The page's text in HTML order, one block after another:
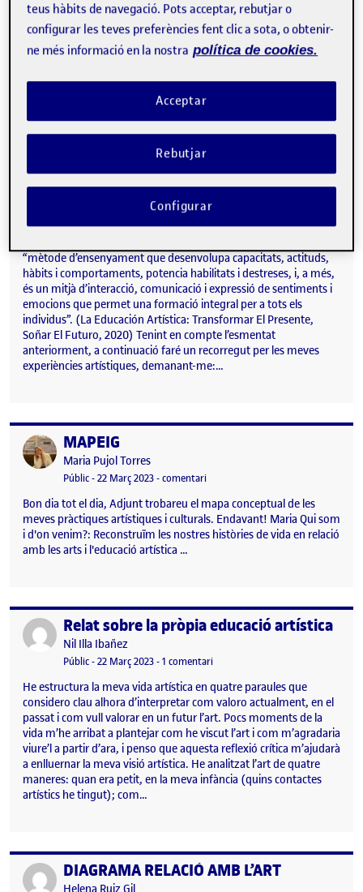
Publicat per
Maria Pujol Torres
Data de publicació
22 Març 2023 -2 comentaris
Educació artística, dues paraules però amb molt de significat per
“mètode d’ensenyament que desenvolupa capacitats, actituds,
hàbits i comportaments, potencia habilitats i destreses, i, a més,
és un mitjà d’interacció, comunicació i expressió de sentiments i
emocions que permet una formació integral per a tots els
individus”. (La Educación Artística: Transformar El Presente,
Soñar El Futuro, 2020) Tenint en compte l’esmentat
anteriorment, a continuació faré un recorregut per les meves
experiències artístiques, demanant-me:…
Publicat perMAPEIG
Publicat per
Maria Pujol Torres
Visibilitat:
Públic-Data de publicació
22 Març 2023-comentariel MAPEIG
Bon dia tot el dia, Adjunt trobareu el mapa conceptual de les
meves pràctiques artístiques i culturals. Endavant! Maria Qui som
i d'on venim?: Reconstruïm les nostres històries de vida en relació
amb les arts i l'educació artística …
Publicat perRelat sobre la pròpia educació artística
Publicat per
Nil Illa Ibañez
Visibilitat:
Públic-Data de publicació
22 Març 202322 març, 2023 2:07 pm
-1 comentaria Relat sobre la pròpia educació
He estructura la meva vida artística en quatre paraules que
considero clau alhora d’interpretar com valoro actualment, en el
passat i com vull valorar en un futur l’art. Pocs moments de la
vida m’he arribat a plantejar com he viscut l’art i com m’agradaria
viure’l a partir d’ara, i penso que aquesta reflexió crítica m’ajudarà
a enlluernar la meva visió artística. He analitzat l’art de quatre
maneres: quan era petit, en la meva infància (quins contactes
artístics he tingut); com…
Publicat perDIAGRAMA RELACIÓ AMB L’ART
Publicat per
teus hàbits de navegació. Pots acceptar, rebutjar o
configurar les teves preferències fent clic a sota, o obtenir-
ne més informació en la nostra política de cookies.
Rebutjar
Acceptar
Configurar